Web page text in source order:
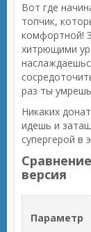
Вот где
топчик,
комфортной!
хитрющими
раз ты
Никаких
идешь и
супергерой в
версия
Параметр